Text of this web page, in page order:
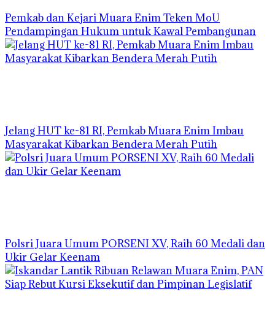
Pemkab dan Kejari Muara Enim Teken MoU
Pendampingan Hukum untuk Kawal Pembangunan
Jelang HUT ke-81 RI, Pemkab Muara Enim Imbau
Masyarakat Kibarkan Bendera Merah Putih
Polsri Juara Umum PORSENI XV, Raih 60 Medali dan
Ukir Gelar Keenam